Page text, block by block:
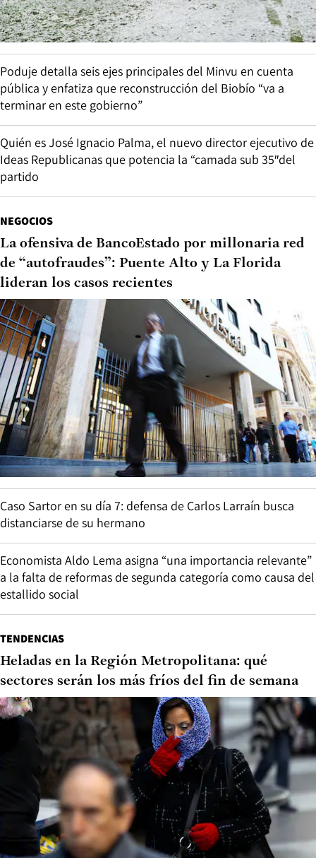
Poduje detalla seis ejes principales del Minvu en cuenta
pública y enfatiza que reconstrucción del Biobío “va a
terminar en este gobierno”
Quién es José Ignacio Palma, el nuevo director ejecutivo de
Ideas Republicanas que potencia la “camada sub 35″del
partido
NEGOCIOS
La ofensiva de BancoEstado por millonaria red
de “autofraudes”: Puente Alto y La Florida
lideran los casos recientes
Caso Sartor en su día 7: defensa de Carlos Larraín busca
distanciarse de su hermano
Economista Aldo Lema asigna “una importancia relevante”
a la falta de reformas de segunda categoría como causa del
estallido social
TENDENCIAS
Heladas en la Región Metropolitana: qué
sectores serán los más fríos del fin de semana